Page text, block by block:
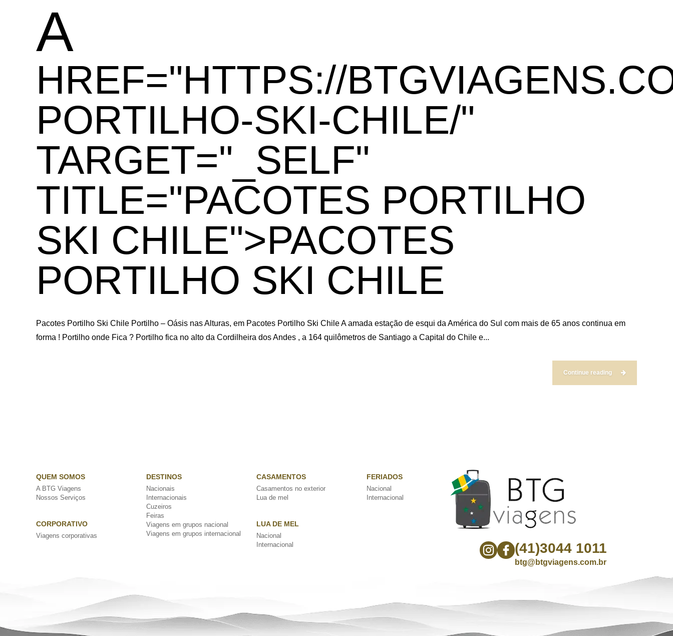
A
HREF="HTTPS://
PORTILHO-SKI-CHILE/"
TARGET="_SELF"
TITLE="PACOTES PORTILHO
SKI CHILE">PACOTES
PORTILHO SKI CHILE
Pacotes Portilho Ski Chile Portilho – Oásis nas Alturas, em Pacotes Portilho Ski Chile A amada estação de esqui da América do Sul com mais de 65 anos continua em
forma ! Portilho onde Fica ? Portilho fica no alto da Cordilheira dos Andes , a 164 quilômetros de Santiago a Capital do Chile e...
Continue reading
QUEM SOMOS
A BTG Viagens
Nossos Serviços
CORPORATIVO
Viagens corporativas
DESTINOS
Nacionais
Internacionais
Cuzeiros
Feiras
Viagens em grupos nacional
Viagens em grupos internacional
CASAMENTOS
Casamentos no exterior
Lua de mel
LUA DE MEL
Nacional
Internacional
FERIADOS
Nacional
Internacional
(41)3044 1011
btg@btgviagens.com.br